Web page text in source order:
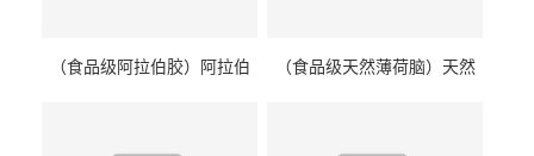
（食品级阿拉伯胶）阿拉伯
（食品级天然薄荷脑）天然